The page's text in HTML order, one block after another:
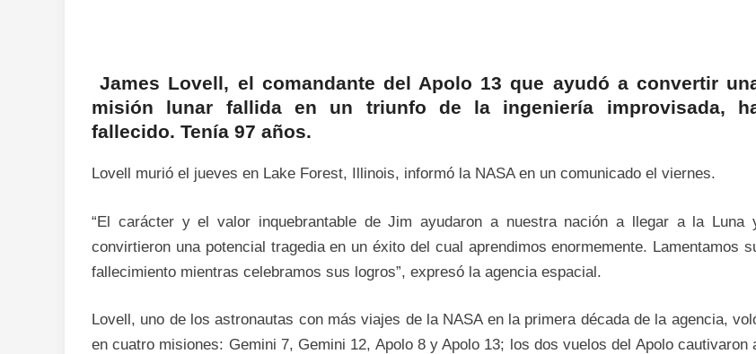
James Lovell, el comandante del Apolo 13 que ayudó a convertir
misión lunar fallida en un triunfo de la ingeniería improvisada,
fallecido. Tenía 97 años.
Lovell murió el jueves en Lake Forest, Illinois, informó la NASA en un comunicado el viernes.
“El carácter y el valor inquebrantable de Jim ayudaron a nuestra nación a llegar a la Luna
convirtieron una potencial tragedia en un éxito del cual aprendimos enormemente. Lamentamos
fallecimiento mientras celebramos sus logros”, expresó la agencia espacial.
Lovell, uno de los astronautas con más viajes de la NASA en la primera década de la agencia,
en cuatro misiones: Gemini 7, Gemini 12, Apolo 8 y Apolo 13; los dos vuelos del Apolo cautivaron